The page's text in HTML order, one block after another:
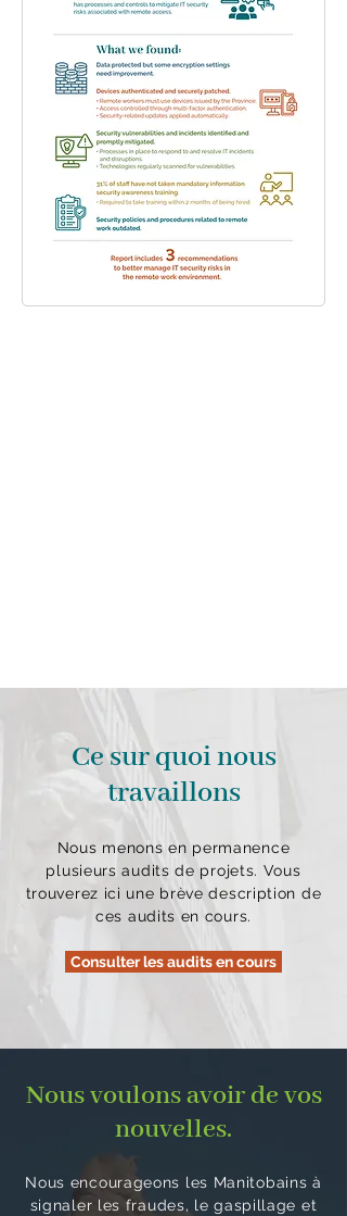
Ce sur quoi nous
travaillons
Nous menons en permanence
plusieurs audits de projets. Vous
trouverez ici une brève description de
ces audits en cours.
Consulter les audits en cours
Nous voulons avoir de vos
nouvelles.
Nous encourageons les Manitobains à
signaler les fraudes, le gaspillage et